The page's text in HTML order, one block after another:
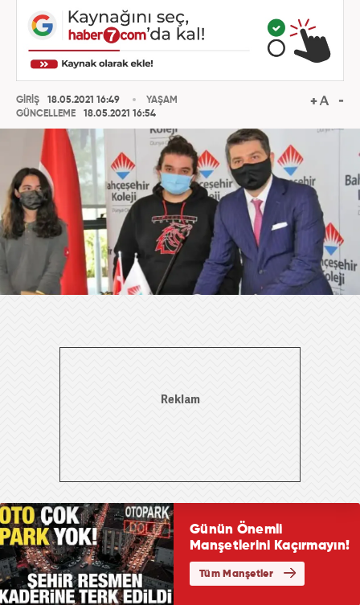
GİRİŞ
18.05.2021 16:49
GÜNCELLEME
18.05.2021 16:54
YAŞAM